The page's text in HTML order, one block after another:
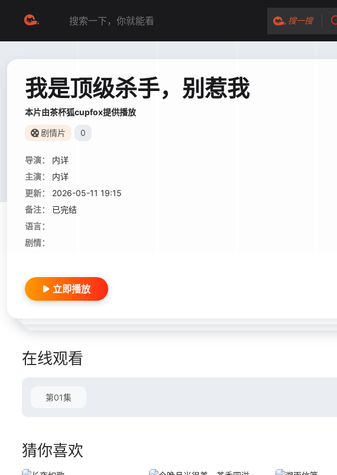
搜一搜
我是顶级杀手，别惹我
本片由茶杯狐cupfox提供播放
剧情片 0
导演：
内详
主演：
内详
更新：
2026-05-11 19:15
备注：
已完结
语言：
剧情：
立即播放
在线观看
第01集
猜你喜欢